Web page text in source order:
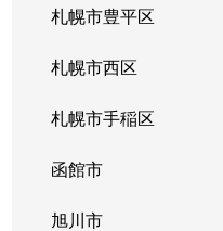
札幌市豊平区
札幌市西区
札幌市手稲区
函館市
旭川市